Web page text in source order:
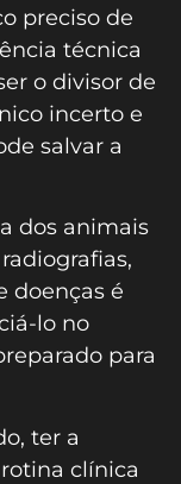
preciso de
técnica
o divisor de
incerto e
salvar a
dos animais
doenças é
lo no
para
ter a
clínica